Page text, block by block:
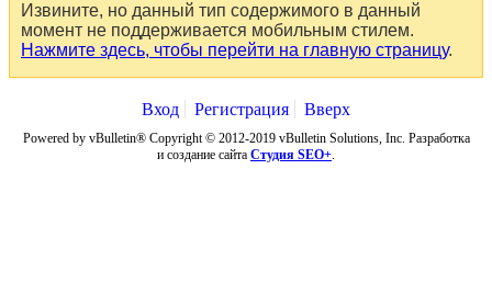
Извините, но данный тип содержимого в данный
момент не поддерживается мобильным стилем.
Нажмите здесь, чтобы перейти на главную страницу.
Вход Регистрация Вверх
Powered by vBulletin® Copyright © 2012-2019 vBulletin Solutions, Inc. Разработка
и создание сайта Студия SEO+